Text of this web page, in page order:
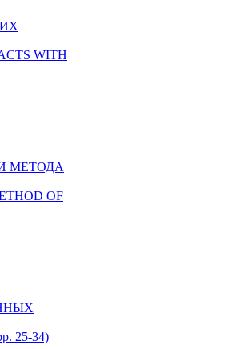
WITH
МЕТОДА
OF
25-34)